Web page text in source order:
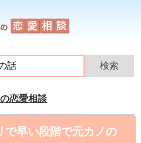
恋愛相談
で早い段階で元カノの